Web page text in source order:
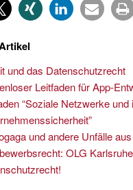
und das Datenschutzrecht
Leitfaden für App-
“Soziale Netzwerke
und andere Unfälle
OLG